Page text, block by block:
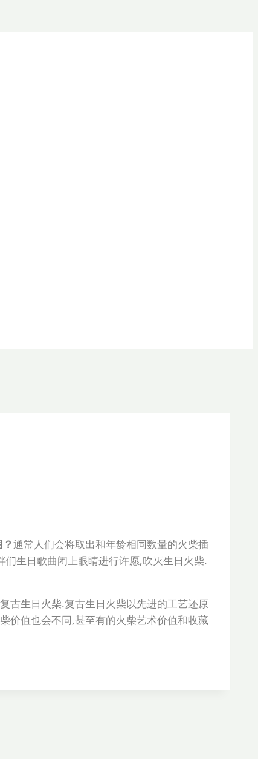
通常人们会将取出和年龄相同数量的火柴插
们生日歌曲闭上眼睛进行许愿,吹灭生日火柴.
古生日火柴.复古生日火柴以先进的工艺还原
价值也会不同,甚至有的火柴艺术价值和收藏